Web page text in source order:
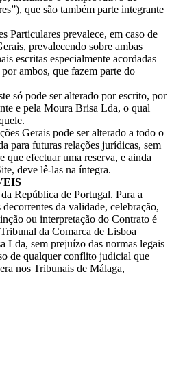
que são também parte integrante
Particulares prevalece, em caso de
prevalecendo sobre ambas
escritas especialmente acordadas
ambos, que fazem parte do
só pode ser alterado por escrito, por
e pela Moura Brisa Lda, o qual
Gerais pode ser alterado a todo o
para futuras relações jurídicas, sem
que efectuar uma reserva, e ainda
deve lê-las na íntegra.
República de Portugal. Para a
da validade, celebração,
ou interpretação do Contrato é
da Comarca de Lisboa
Lda, sem prejuízo das normas legais
de qualquer conflito judicial que
nos Tribunais de Málaga,